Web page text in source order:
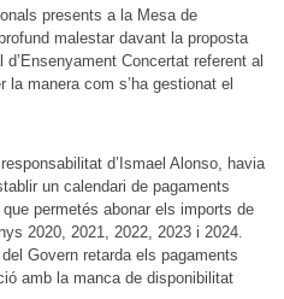
presents a la Mesa de
malestar davant la proposta
Concertat referent al
manera com s’ha gestionat el
d’Ismael Alonso, havia
un calendari de pagaments
permetés abonar els imports de
2020, 2021, 2022, 2023 i 2024.
Govern retarda els pagaments
amb la manca de disponibilitat